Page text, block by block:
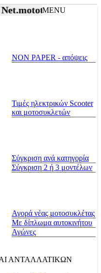
|
MENU
NON PAPER - απόψεις
Τιμές ηλεκτρικών Scooter
και μοτοσυκλετών
Σύγκριση ανά κατηγορία
Σύγκριση 2 ή 3 μοντέλων
Αγορά νέας μοτοσυκλέτας
Με δίπλωμα αυτοκινήτου
Αγώνες
ΑΝΤΑΛΛΑΤΙΚΩΝ